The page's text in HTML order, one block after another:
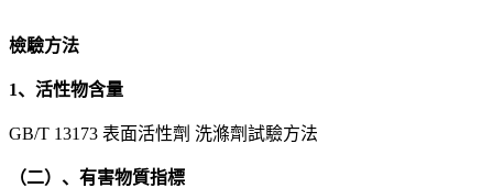
檢驗方法
1、活性物含量
GB/T 13173 表面活性劑 洗滌劑試驗方法
（二）、有害物質指標